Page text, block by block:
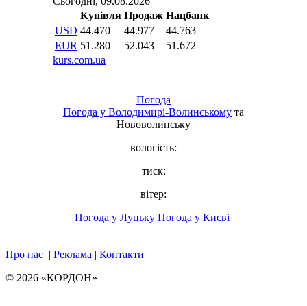
Погода
Погода у Володимирі-Волинському та
Нововолинську
вологість:
тиск:
вітер:
Погода у Луцьку Погода у Києві
Про нас | Реклама | Контакти
© 2026 «КОРДОН»